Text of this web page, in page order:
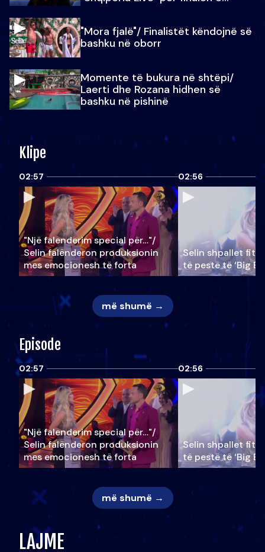
"Mora fjalë"/ Finalistët këndojnë së
bashku në oborr
Momente të bukura në shtëpi/
Laerti dhe Rozana hidhen së
bashku në pishinë
Klipe
02:57
"Një falenderim special për…"/
Selin falënderon produksionin
mes emocionesh të forta
02:56
Selin shpallet
të pestë të ‘Big
më shumë →
Episode
02:57
"Një falenderim special për…"/
Selin falënderon produksionin
mes emocionesh të forta
02:56
Selin shpallet
të pestë të ‘Big
më shumë →
LAJME